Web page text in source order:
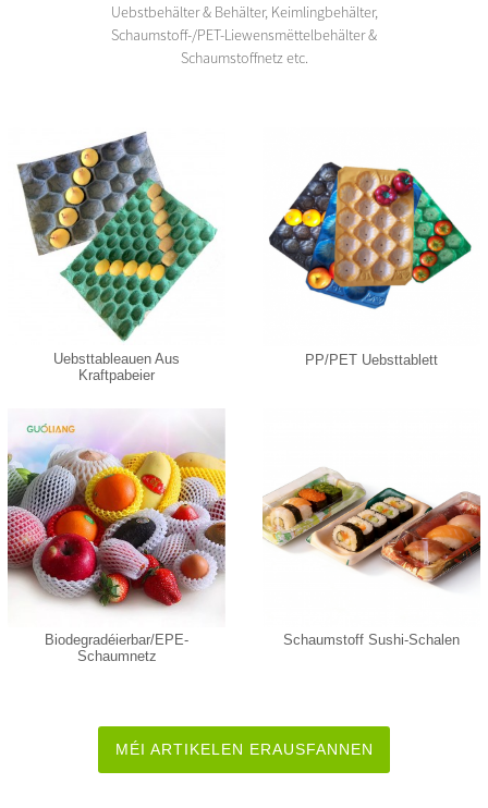
Uebstbehälter & Behälter, Keimlingbehälter,
Schaumstoff-/PET-Liewensmëttelbehälter &
Schaumstoffnetz etc.
Uebsttableauen Aus
Kraftpabeier
PP/PET Uebsttablett
Biodegradéierbar/EPE-
Schaumnetz
Schaumstoff Sushi-Schalen
MÉI ARTIKELEN ERAUSFANNEN